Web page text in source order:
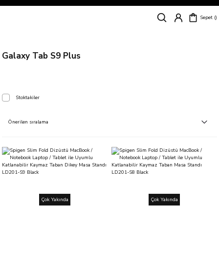
Siparişleriniz
Hemen Tıkla Alışverişe Başla!
Sepet
Galaxy Tab S9 Plus
Stoktakiler
Çok Yakında Çok Yakında